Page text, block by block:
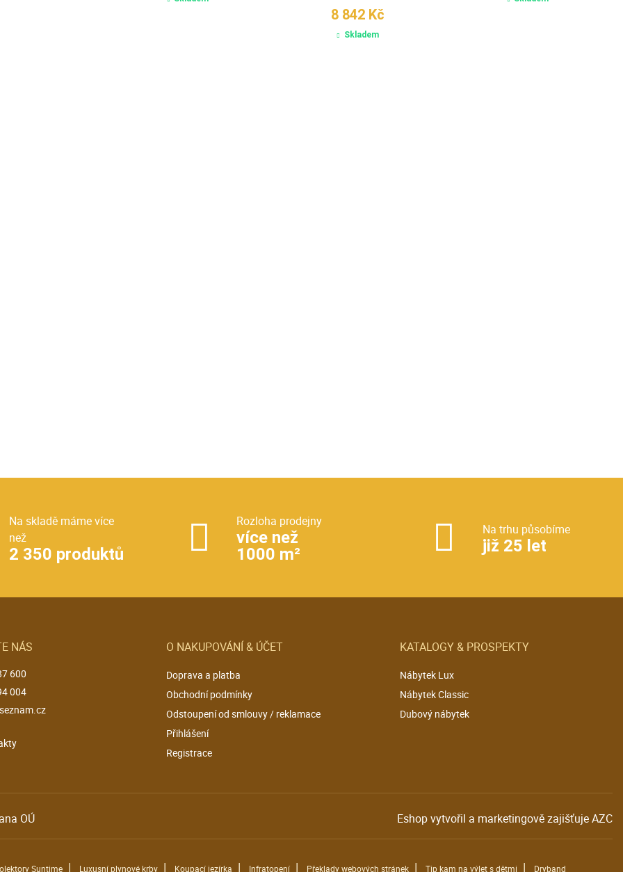
8 842 Kč
Skladem
Na skladě máme více
než
2 350 produktů
Rozloha prodejny
více než
1000 m²
Na trhu působíme
již 25 let
NÁS
600
004
O NAKUPOVÁNÍ & ÚČET
Doprava a platba
Obchodní podmínky
Odstoupení od smlouvy / reklamace
Přihlášení
Registrace
KATALOGY & PROSPEKTY
Nábytek Lux
Nábytek Classic
Dubový nábytek
OÚ Eshop vytvořil a marketingově zajišťujeAZC
Suntime | Luxusní plynové krby | Koupací jezírka | Infratopení | Překlady webových stránek | Tip kam na výlet s dětmi | Dryband